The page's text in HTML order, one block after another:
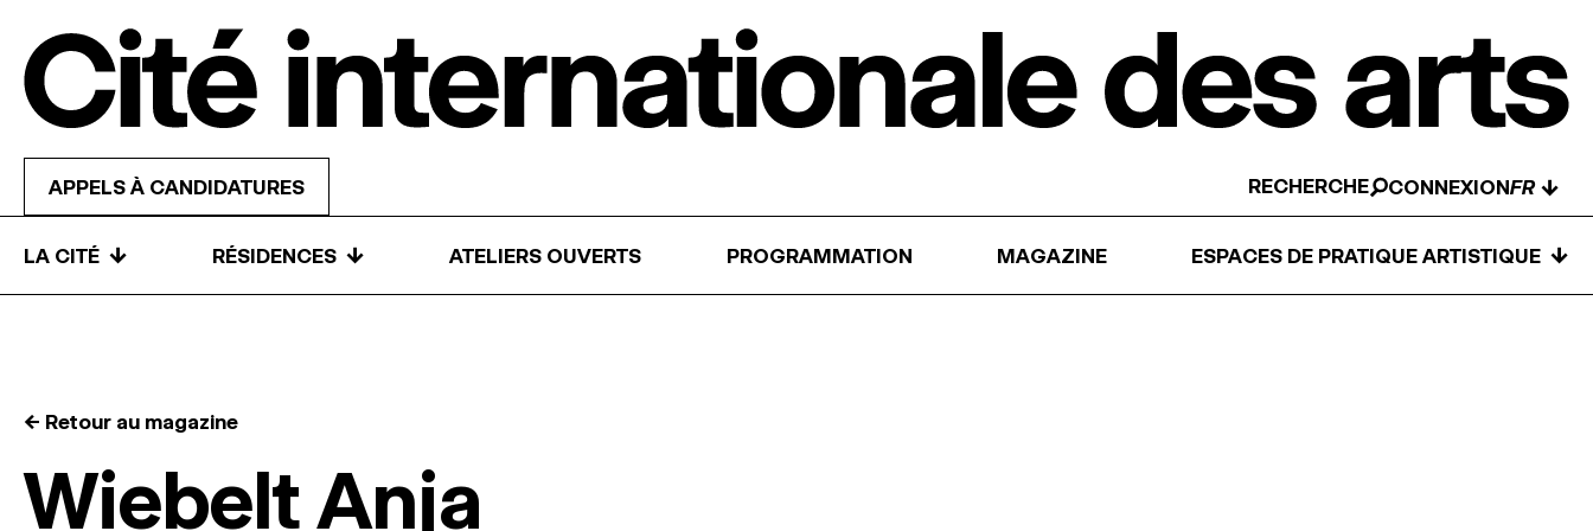
APPELS À CANDIDATURES RECHERCHE CONNEXION ↓
LA CITÉ ↓ RÉSIDENCES ↓ ATELIERS OUVERTS PROGRAMMATION MAGAZINE ESPACES DE PRATIQUE ARTISTIQUE ↓
← Retour au magazine
Wiebelt Anja